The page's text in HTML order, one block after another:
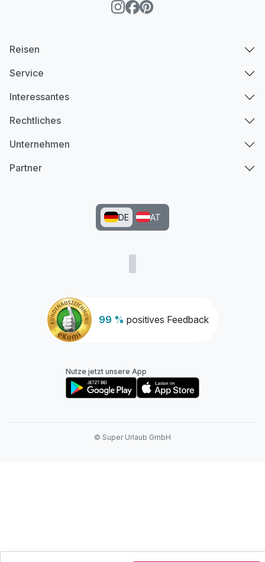
99 % positives Feedback
Reisen
Service
Interessantes
Rechtliches
Unternehmen
Partner
DE AT
Nutze jetzt unsere App
© Super Urlaub GmbH